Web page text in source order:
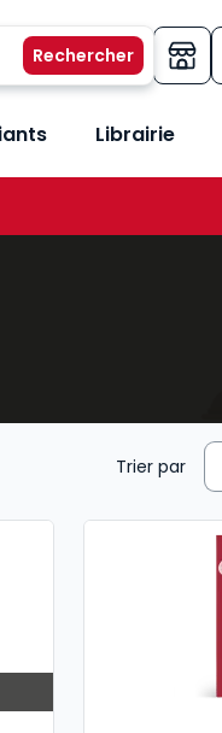
menu Vos besoins
Librairie
Trier par